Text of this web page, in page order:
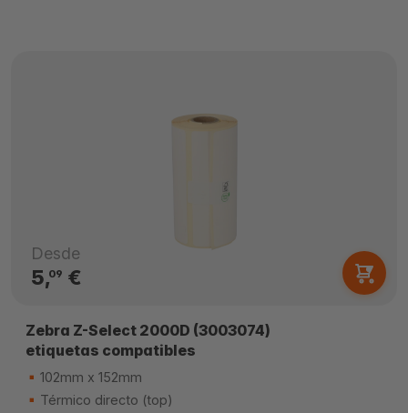
Desde
5,09 €
Zebra Z-Select 2000D (3003074)
etiquetas compatibles
102mm x 152mm
Térmico directo (top)